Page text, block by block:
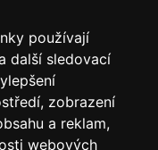
používají
další sledovací
zobrazení
a reklam,
webových